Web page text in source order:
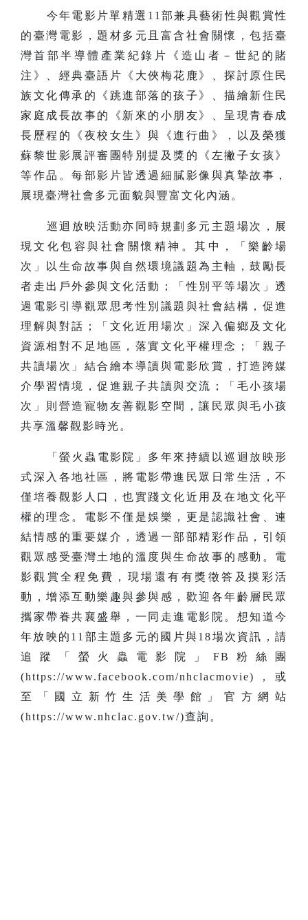
今年電影片單精選11部兼具藝術性與觀賞性
的臺灣電影，題材多元且富含社會關懷，包括臺
灣首部半導體產業紀錄片《造山者－世紀的賭
注》、經典臺語片《大俠梅花鹿》、探討原住民
族文化傳承的《跳進部落的孩子》、描繪新住民
家庭成長故事的《新來的小朋友》、呈現青春成
長歷程的《夜校女生》與《進行曲》，以及榮獲
蘇黎世影展評審團特別提及獎的《左撇子女孩》
等作品。每部影片皆透過細膩影像與真摯故事，
展現臺灣社會多元面貌與豐富文化內涵。
巡迴放映活動亦同時規劃多元主題場次，展
現文化包容與社會關懷精神。其中，「樂齡場
次」以生命故事與自然環境議題為主軸，鼓勵長
者走出戶外參與文化活動；「性別平等場次」透
過電影引導觀眾思考性別議題與社會結構，促進
理解與對話；「文化近用場次」深入偏鄉及文化
資源相對不足地區，落實文化平權理念；「親子
共讀場次」結合繪本導讀與電影欣賞，打造跨媒
介學習情境，促進親子共讀與交流；「毛小孩場
次」則營造寵物友善觀影空間，讓民眾與毛小孩
共享溫馨觀影時光。
「螢火蟲電影院」多年來持續以巡迴放映形
式深入各地社區，將電影帶進民眾日常生活，不
僅培養觀影人口，也實踐文化近用及在地文化平
權的理念。電影不僅是娛樂，更是認識社會、連
結情感的重要媒介，透過一部部精彩作品，引領
觀眾感受臺灣土地的溫度與生命故事的感動。電
影觀賞全程免費，現場還有有獎徵答及摸彩活
動，增添互動樂趣與參與感，歡迎各年齡層民眾
攜家帶眷共襄盛舉，一同走進電影院 。想知道今
年放映的11部主題多元的國片與18場次資訊， 請
追蹤「螢火蟲電影院」FB粉絲團
(https://www.facebook.com/nhclacmovie)，或
至「國立新竹生活美學館」官方網站
(https://www.nhclac.gov.tw/)查詢。